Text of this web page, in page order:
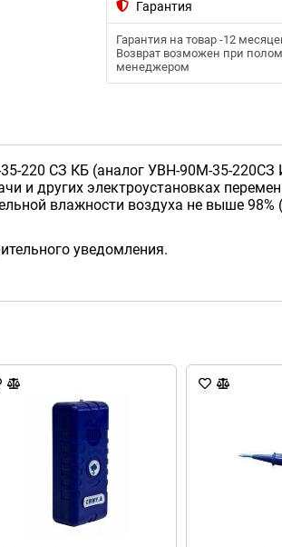
Гарантия
Гарантия на товар -12
Возврат возможен при
менеджером
220 СЗ КБ (аналог УВН-90М-35-
и других электроустановках
влажности воздуха не выше 98%
уведомления.